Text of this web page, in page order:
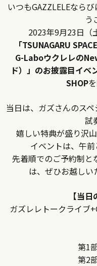
いつもGAZZLELEなら
う
2023年9月23日（
「TSUNAGARU
G-Laboウクレレの
ド）」のお披露目イベ
SHOP
当日は、ガズさんのス
試
嬉しい特典が盛り沢
イベントは、午前
先着順でのご予約制と
は、ぜひお越しい
【当
ガズレレトークライブ
第1
第2